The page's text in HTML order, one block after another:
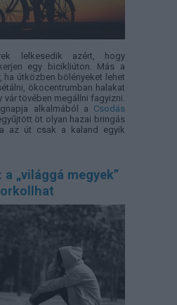
lelkesedik azért, hogy
egy bicikliúton. Más a
ha útközben bölényeket lehet
ökocentrumban halakat
vár tövében megállni fagyizni.
alkalmából a Csodás
öt olyan hazai bringás
az út csak a kaland egyik
„világgá megyek”